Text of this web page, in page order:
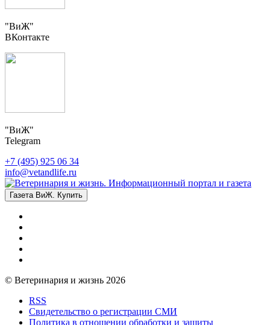
"ВиЖ"
ВКонтакте
"ВиЖ"
Telegram
+7 (495) 925 06 34
info@vetandlife.ru
Газета ВиЖ. Купить
© Ветеринария и жизнь 2026
RSS
Свидетельство о регистрации СМИ
Политика в отношении обработки и защиты